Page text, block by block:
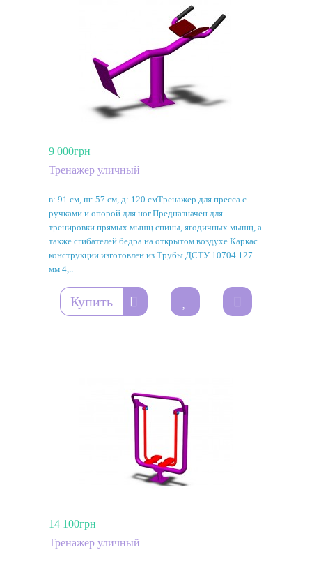
9 000грн
Тренажер уличный
в: 91 см, ш: 57 см, д: 120 смТренажер для пресса с
ручками и опорой для ног.Предназначен для
тренировки прямых мышц спины, ягодичных мышц, а
также сгибателей бедра на открытом воздухе.Каркас
конструкции изготовлен из Трубы ДСТУ 10704 127
мм 4,..
Купить
14 100грн
Тренажер уличный